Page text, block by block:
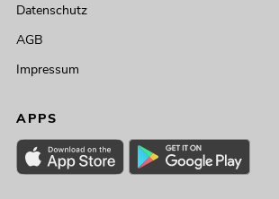
Datenschutz
AGB
Impressum
APPS